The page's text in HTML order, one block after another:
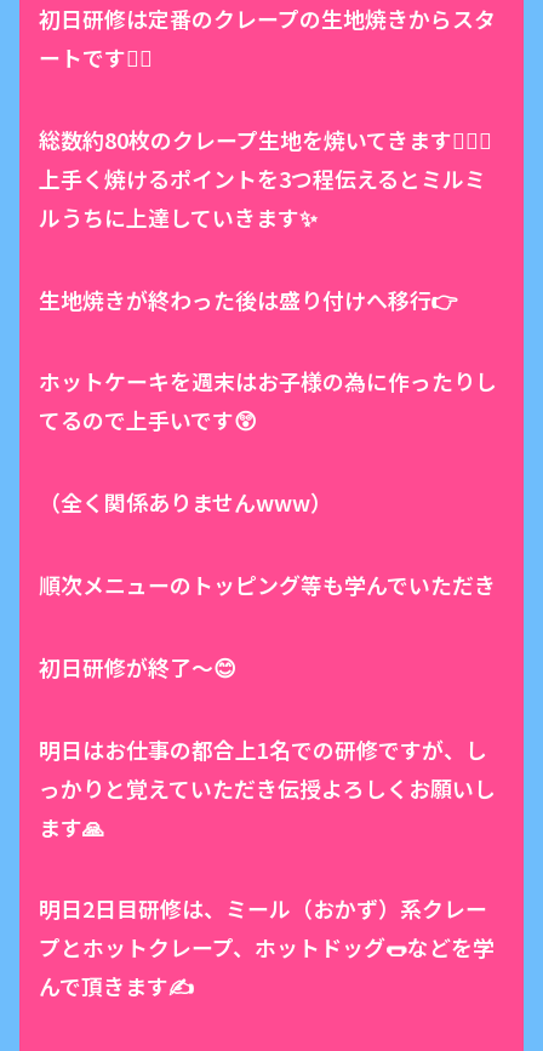
初日研修は定番のクレープの生地焼きからスタ
ートです🏃‍♂️
総数約80枚のクレープ生地を焼いてきます🙆🏻‍♀️
上手く焼けるポイントを3つ程伝えるとミルミ
ルうちに上達していきます✨
生地焼きが終わった後は盛り付けへ移行👉
ホットケーキを週末はお子様の為に作ったりし
てるので上手いです😲
（全く関係ありませんwww）
順次メニューのトッピング等も学んでいただき
初日研修が終了〜😊
明日はお仕事の都合上1名での研修ですが、し
っかりと覚えていただき伝授よろしくお願いし
ます🙏
明日2日目研修は、ミール（おかず）系クレー
プとホットクレープ、ホットドッグ🌭などを学
んで頂きます✍️